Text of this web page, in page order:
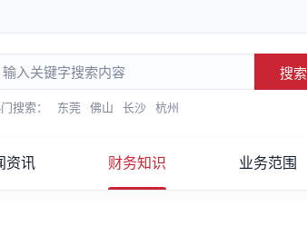
搜索
搜索： 东莞 佛山 长沙 杭州
资讯 财务知识 业务范围